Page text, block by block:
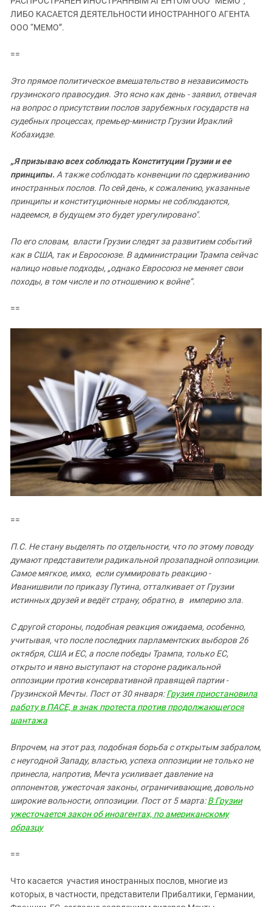
ЗАСТАВЛЯЕТ
КАВКАЗ ЗА ПАЛЕСТИНУ
Дагестан
Ингушетия
Карачаево-Черкесия
Краснодарский край
Нагорный Карабах
Российская Федерация
Ростовская область
Северная Осетия - Алания
СКФО
Ставропольский край
Южная Осетия
Южный Кавказ
ЛИБО КАСАЕТСЯ ДЕЯТЕЛЬНОСТИ ИНОСТРАННОГО АГЕНТА
ООО “МЕМО”.
==
Это прямое политическое вмешательство в независимость
грузинского правосудия. Это ясно как день - заявил, отвечая
на вопрос о присутствии послов зарубежных государств на
судебных процессах, премьер-министр Грузии Ираклий
Кобахидзе.
„Я призываю всех соблюдать Конституции Грузии и ее
принципы. А также соблюдать конвенции по сдерживанию
иностранных послов. По сей день, к сожалению, указанные
принципы и конституционные нормы не соблюдаются,
надеемся, в будущем это будет урегулировано".
По его словам, власти Грузии следят за развитием событий
как в США, так и Евросоюзе. В администрации Трампа сейчас
налицо новые подходы, „однако Евросоюз не меняет свои
походы, в том числе и по отношению к войне“.
==
==
П.С. Не стану выделять по отдельности, что по этому поводу
думают представители радикальной прозападной оппозиции.
Самое мягкое, имхо, если суммировать реакцию -
Иванишвили по приказу Путина, отталкивает от Грузии
истинных друзей и ведёт страну, обратно, в империю зла.
С другой стороны, подобная реакция ожидаема, особенно,
учитывая, что после последних парламентских выборов 26
октября, США и ЕС, а после победы Трампа, только ЕС,
открыто и явно выступают на стороне радикальной
оппозиции против консервативной правящей партии -
Грузинской Мечты. Пост от 30 января:Грузия приостановила
работу в ПАСЕ, в знак протеста против продолжающегося
шантажа
Впрочем, на этот раз, подобная борьба с открытым забралом,
с неугодной Западу, властью, успеха оппозиции не только не
принесла, напротив, Мечта усиливает давление на
оппонентов, ужесточая законы, ограничивающие, довольно
широкие вольности, оппозиции. Пост от 5 марта:В Грузии
ужесточается закон об иноагентах, по американскому
образцу
==
Что касается участия иностранных послов, многие из
которых, в частности, представители Прибалтики, Германии,